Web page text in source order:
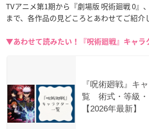
TVアニメ第1期から『劇場版 呪術廻戦 0』
まで、各作品の見どころとあわせてご紹介
▼あわせて読みたい！『呪術廻戦』キャラ